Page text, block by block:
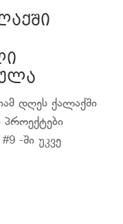
დღეს ქალაქში
-ში უკვე